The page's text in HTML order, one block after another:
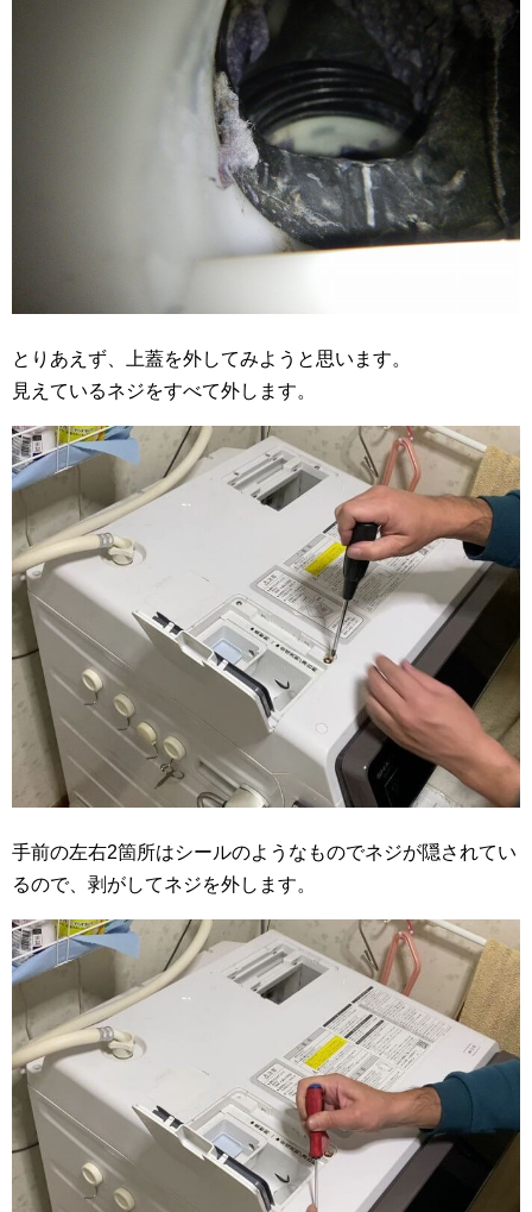
とりあえず、上蓋を外してみようと思います。
見えているネジをすべて外します。
手前の左右2箇所はシールのようなものでネジが隠されてい
るので、剥がしてネジを外します。